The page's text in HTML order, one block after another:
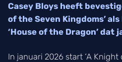
Casey Bloys heeft
of the Seven Kingdoms’
‘House of the Dragon’ dat
In januari 2026 start ‘A Knight